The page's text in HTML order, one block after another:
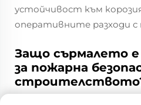
устойчивост към
оперативните разходи с
Защо сърмалето
за пожарна